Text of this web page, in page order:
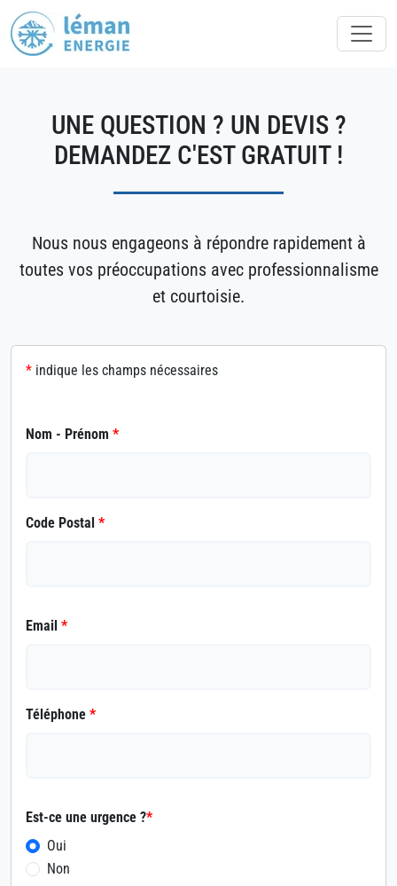
UNE QUESTION ? UN DEVIS ?
DEMANDEZ C'EST GRATUIT !
Nous nous engageons à répondre rapidement à
toutes vos préoccupations avec professionnalisme
et courtoisie.
* indique les champs nécessaires
Nom - Prénom *
Code Postal *
Email *
Téléphone *
Est-ce une urgence ?*
Oui
Non